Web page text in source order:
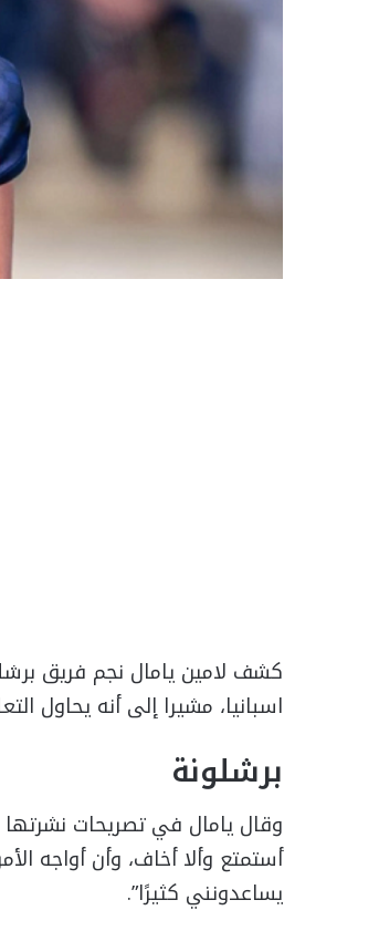
كشف لامين يامال نجم فريق
اسبانيا، مشيرا إلى أنه يحاول
برشلونة
وقال يامال في تصريحات نشرتها
أستمتع وألا أخاف، وأن أواجه
يساعدونني كثيرًا”.